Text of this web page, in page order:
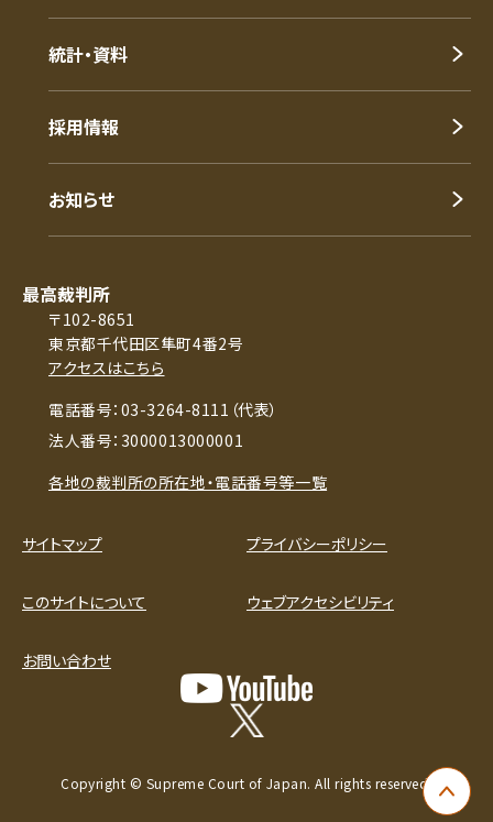
ペー
統計・資料
採用情報
お知らせ
最高裁判所
〒102-8651
東京都千代田区隼町4番2号
アクセスはこちら
電話番号：03-3264-8111（代表）
法人番号：3000013000001
各地の裁判所の所在地・電話番号等一覧
サイトマップ プライバシーポリシー
このサイトについて ウェブアクセシビリティ
お問い合わせ
Copyright © Supreme Court of Japan. All rights reserved.